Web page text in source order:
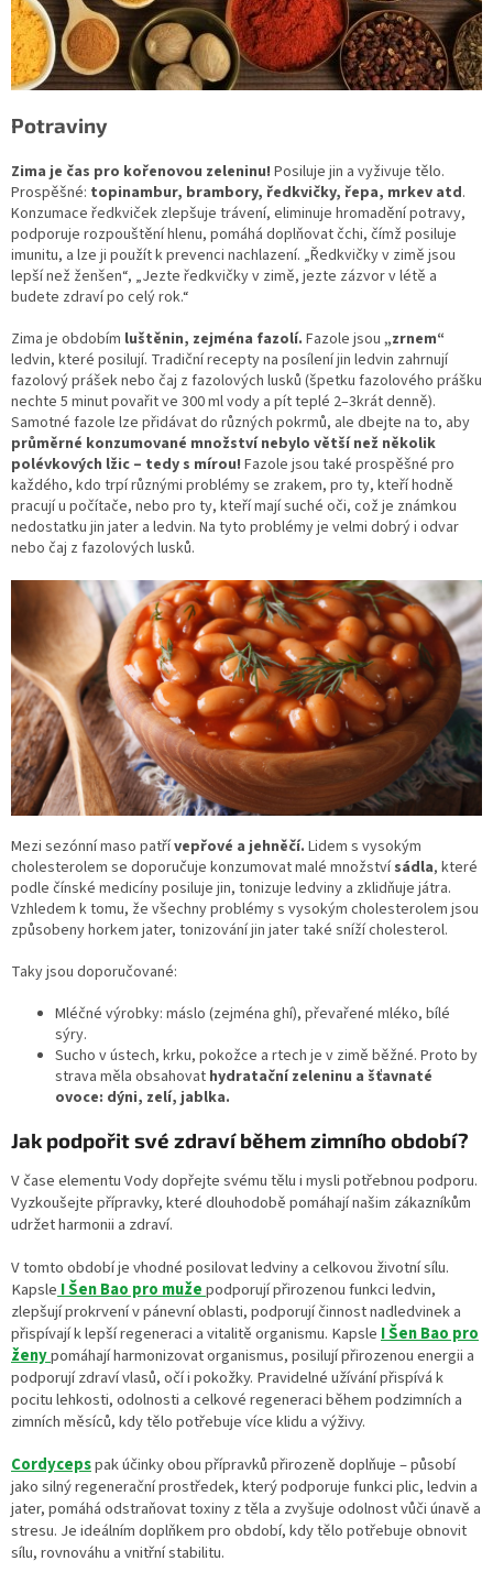
Potraviny
Zima je čas pro kořenovou zeleninu! Posiluje jin a vyživuje tělo.
Prospěšné: topinambur, brambory, ředkvičky, řepa, mrkev atd.
Konzumace ředkviček zlepšuje trávení, eliminuje hromadění potravy,
podporuje rozpouštění hlenu, pomáhá doplňovat čchi, čímž posiluje
imunitu, a lze ji použít k prevenci nachlazení. „Ředkvičky v zimě jsou
lepší než ženšen“, „Jezte ředkvičky v zimě, jezte zázvor v létě a
budete zdraví po celý rok.“
Zima je obdobím luštěnin, zejména fazolí. Fazole jsou „zrnem“
ledvin, které posilují. Tradiční recepty na posílení jin ledvin zahrnují
fazolový prášek nebo čaj z fazolových lusků (špetku fazolového prášku
nechte 5 minut povařit ve 300 ml vody a pít teplé 2–3krát denně).
Samotné fazole lze přidávat do různých pokrmů, ale dbejte na to, aby
průměrné konzumované množství nebylo větší než několik
polévkových lžic – tedy s mírou! Fazole jsou také prospěšné pro
každého, kdo trpí různými problémy se zrakem, pro ty, kteří hodně
pracují u počítače, nebo pro ty, kteří mají suché oči, což je známkou
nedostatku jin jater a ledvin. Na tyto problémy je velmi dobrý i odvar
nebo čaj z fazolových lusků.
Mezi sezónní maso patřívepřové a jehněčí. Lidem s vysokým
cholesterolem se doporučuje konzumovat malé množstvísádla, které
podle čínské medicíny posiluje jin, tonizuje ledviny a zklidňuje játra.
Vzhledem k tomu, že všechny problémy s vysokým cholesterolem jsou
způsobeny horkem jater, tonizování jin jater také sníží cholesterol.
Taky jsou doporučované:
Mléčné výrobky: máslo (zejména ghí), převařené mléko, bílé
sýry.
Sucho v ústech, krku, pokožce a rtech je v zimě běžné. Proto by
strava měla obsahovat hydratační zeleninu a šťavnaté
ovoce: dýni, zelí, jablka.
Jak podpořit své zdraví během zimního období?
V čase elementu Vody dopřejte svému tělu i mysli potřebnou podporu.
Vyzkoušejte přípravky, které dlouhodobě pomáhají našim zákazníkům
udržet harmonii a zdraví.
V tomto období je vhodné posilovat ledviny a celkovou životní sílu.
Kapsle I Šen Bao pro mužepodporují přirozenou funkci ledvin,
zlepšují prokrvení v pánevní oblasti, podporují činnost nadledvinek a
přispívají k lepší regeneraci a vitalitě organismu. Kapsle I Šen Bao pro
ženypomáhají harmonizovat organismus, posilují přirozenou energii a
podporují zdraví vlasů, očí i pokožky. Pravidelné užívání přispívá k
pocitu lehkosti, odolnosti a celkové regeneraci během podzimních a
zimních měsíců, kdy tělo potřebuje více klidu a výživy.
Cordycepspak účinky obou přípravků přirozeně doplňuje – působí
jako silný regenerační prostředek, který podporuje funkci plic, ledvin a
jater, pomáhá odstraňovat toxiny z těla a zvyšuje odolnost vůči únavě a
stresu. Je ideálním doplňkem pro období, kdy tělo potřebuje obnovit
sílu, rovnováhu a vnitřní stabilitu.